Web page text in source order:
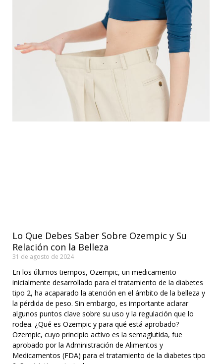
Lo Que Debes Saber Sobre Ozempic y Su
Relación con la Belleza
31 de agosto de 2024
En los últimos tiempos, Ozempic, un medicamento
inicialmente desarrollado para el tratamiento de la diabetes
tipo 2, ha acaparado la atención en el ámbito de la belleza y
la pérdida de peso. Sin embargo, es importante aclarar
algunos puntos clave sobre su uso y la regulación que lo
rodea. ¿Qué es Ozempic y para qué está aprobado?
Ozempic, cuyo principio activo es la semaglutida, fue
aprobado por la Administración de Alimentos y
Medicamentos (FDA) para el tratamiento de la diabetes tipo